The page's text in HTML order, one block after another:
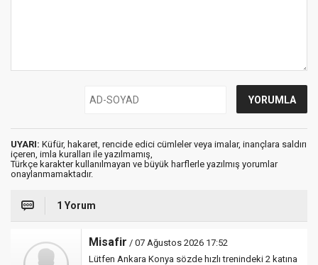
UYARI: Küfür, hakaret, rencide edici cümleler veya imalar, inançlara saldırı
içeren, imla kuralları ile yazılmamış,
Türkçe karakter kullanılmayan ve büyük harflerle yazılmış yorumlar
onaylanmamaktadır.
1 Yorum
Misafir / 07 Ağustos 2026 17:52
Lütfen Ankara Konya sözde hızlı trenindeki 2 katına